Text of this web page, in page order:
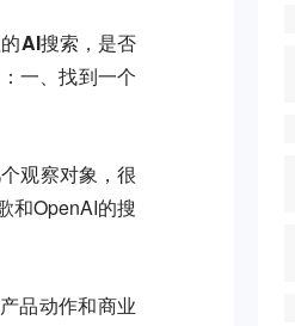
AI搜索，是否
一、找到一个
观察对象，很
和OpenAI的搜
品动作和商业